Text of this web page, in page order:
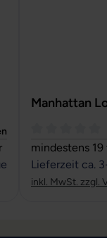
von 5 von 5
Manhattan
mindestens
Lieferzeit ca.
inkl. MwSt. zzgl.